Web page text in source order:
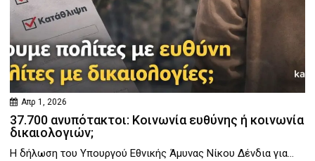
Απρ 1, 2026
37.700 ανυπότακτοι: Κοινωνία ευθύνης ή κοινωνία
δικαιολογιών;
Η δήλωση του Υπουργού Εθνικής Άμυνας Νίκου Δένδια για...